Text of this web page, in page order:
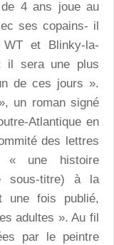
4 ans joue au
ses copains- il
et Blinky-la-
il sera une plus
de ces jours ».
un roman signé
Atlantique en
des lettres
« une histoire
sous-titre) à la
une fois publié,
adultes ». Au fil
par le peintre